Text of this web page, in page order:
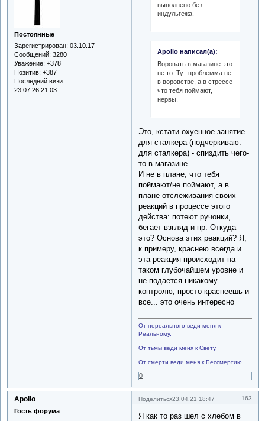
Постоянные
Зарегистрирован: 03.10.17
Сообщений: 3280
Уважение: +378
Позитив: +387
Последний визит:
23.07.26 21:03
выполнено без
индульгежа.
Apollo написал(а):
Воровать в магазине это
не то. Тут проблемма не
в воровстве, а в стрессе
что тебя поймают,
нервы.
Это, кстати охуенное занятие
для сталкера (подчеркиваю.
для сталкера) - спиздить чего-
то в магазине.
И не в плане, что тебя
поймают/не поймают, а в
плане отслеживания своих
реакций в процессе этого
действа: потеют ручонки,
бегает взгляд и пр. Откуда
это? Основа этих реакций? Я,
к примеру, краснею всегда и
эта реакция происходит на
таком глубочайшем уровне и
не подается никакому
контролю, просто краснеешь и
все... это очень интересно
От нереального веди меня к
Реальному,
От тьмы веди меня к Свету,
От смерти веди меня к Бессмертию
0
Поделиться 163
23.04.21 18:47
Apollo
Гость форума
Я как то раз шел с хлебом в